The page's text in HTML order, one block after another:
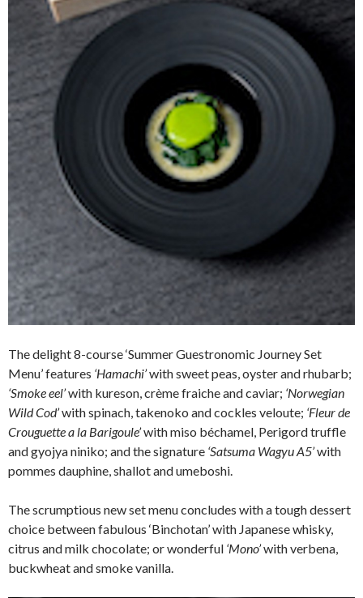
The delight 8-course ‘Summer Guestronomic Journey Set
Menu’ features ‘Hamachi’with sweet peas, oyster and rhubarb;
‘Smoke eel’with kureson, crème fraiche and caviar; ‘Norwegian
Wild Cod’with spinach, takenoko and cockles veloute; ‘Fleur de
Crouguette a la Barigoule’with miso béchamel, Perigord truffle
and gyojya niniko; and the signature ‘Satsuma Wagyu A5’with
pommes dauphine, shallot and umeboshi.
The scrumptious new set menu concludes with a tough dessert
choice between fabulous ‘Binchotan’ with Japanese whisky,
citrus and milk chocolate; or wonderful ‘Mono’with verbena,
buckwheat and smoke vanilla.